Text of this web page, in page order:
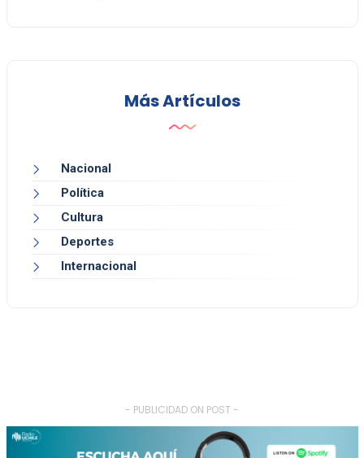
Más Artículos
Nacional
Política
Cultura
Deportes
Internacional
- PUBLICIDAD ON POST -